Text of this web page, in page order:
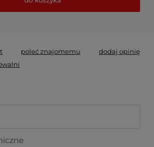
poleć znajomemu
dodaj opinię